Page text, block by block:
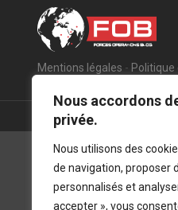
Nous accordons
privée.
Nous utilisons des
de navigation, proposer
personnalisés et
accepter », vous
Mentions légales -